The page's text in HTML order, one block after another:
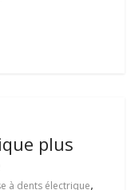
plus
à dents électrique,